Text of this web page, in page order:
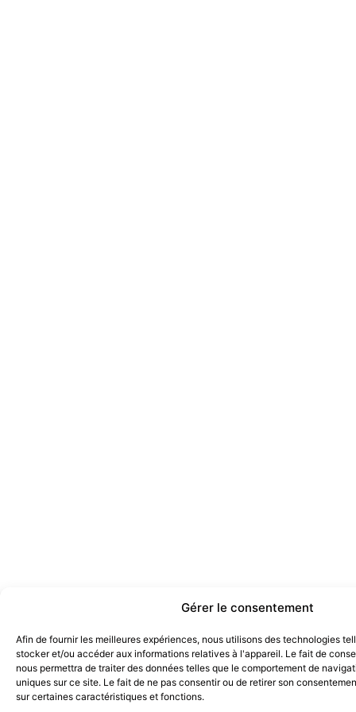
Gérer le consentement
Afin de fournir les meilleures expériences, nous utilisons des technologies
stocker et/ou accéder aux informations relatives à l'appareil. Le fait de
nous permettra de traiter des données telles que le comportement de
uniques sur ce site. Le fait de ne pas consentir ou de retirer son
sur certaines caractéristiques et fonctions.